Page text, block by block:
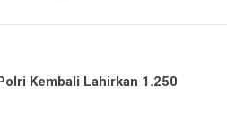
Kembali Lahirkan 1.250